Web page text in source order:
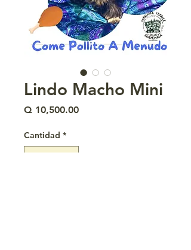
Lindo Macho Mini
Q 10,500.00Precio
Cantidad *